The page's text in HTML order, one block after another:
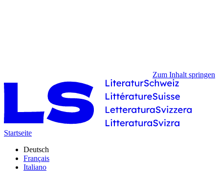
Zum Inhalt springen
Startseite
Deutsch
Français
Italiano